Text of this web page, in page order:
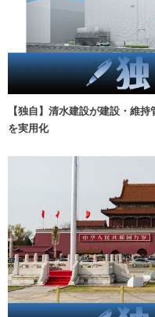
【独自】清水建設が建設・維
を実用化